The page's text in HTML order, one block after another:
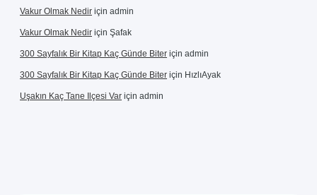
Vakur Olmak Nedir için admin
Vakur Olmak Nedir için Şafak
300 Sayfalık Bir Kitap Kaç Günde Biter için admin
300 Sayfalık Bir Kitap Kaç Günde Biter için HızlıAyak
Uşakın Kaç Tane Ilçesi Var için admin